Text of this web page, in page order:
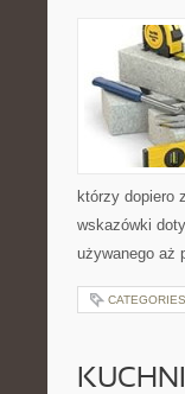
którzy dopiero
wskazówki
używanego aż